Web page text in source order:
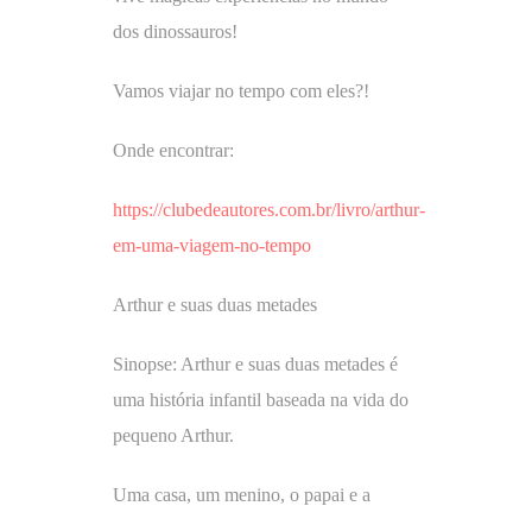
dos dinossauros!
Vamos viajar no tempo com eles?!
Onde encontrar:
https://clubedeautores.com.br/livro/arthur-
em-uma-viagem-no-tempo
Arthur e suas duas metades
Sinopse: Arthur e suas duas metades é
uma história infantil baseada na vida do
pequeno Arthur.
Uma casa, um menino, o papai e a